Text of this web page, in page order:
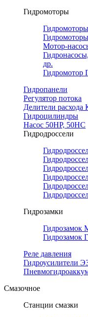
Гидромоторы
Мотор-
др.
Гидромотор
Гидропанели
Регулятор потока
Делители
Гидроцилиндры
Насос 50НР, 50НС
Гидродроссели
Гидрозамки
Гидрозамок
Реле давления
Гидроусилители
Смазочное
Станции смазки